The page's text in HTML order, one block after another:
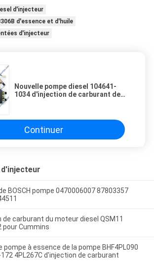
d'injecteur
d'essence et d'huile
d'injecteur
Nouvelle pompe diesel 104641-
1034 d'injection de carburant de
Continuer
d'injecteur
BOSCH pompe 0470006007 87803357
de carburant du moteur diesel QSM11
pour Cummins
pompe à essence de la pompe BHF4PL090
4PL267C d'injection de carburant